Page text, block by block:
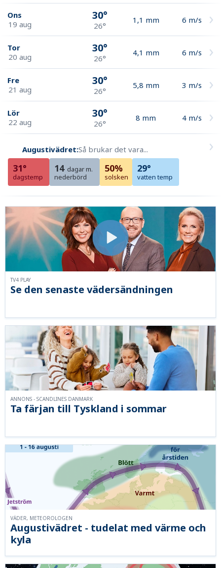
Ons
19 aug
30°
26°
1,1 mm 6 m/s
Tor
20 aug
30°
26°
4,1 mm 6 m/s
Fre
21 aug
30°
26°
5,8 mm 3 m/s
Lör
22 aug
30°
26°
8 mm 4 m/s
Augustivädret:Så brukar det vara...
31°
dagstemp
14 dagar m.
nederbörd
50%
solsken
29°
vatten temp
Se den senaste vädersändningen
TV4 PLAY
Ta färjan till Tyskland i sommar
ANNONS - SCANDLINES DANMARK
Augustivädret - tudelat med värme och
kyla
VÄDER, METEOROLOGEN